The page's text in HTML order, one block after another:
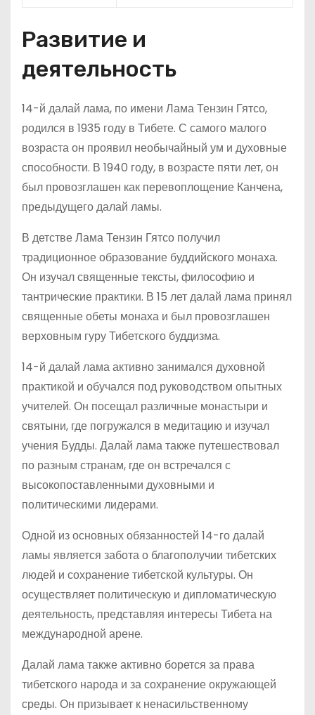
Развитие и
деятельность
14-й далай лама, по имени Лама Тензин Гятсо,
родился в 1935 году в Тибете. С самого малого
возраста он проявил необычайный ум и духовные
способности. В 1940 году, в возрасте пяти лет, он
был провозглашен как перевоплощение Канчена,
предыдущего далай ламы.
В детстве Лама Тензин Гятсо получил
традиционное образование буддийского монаха.
Он изучал священные тексты, философию и
тантрические практики. В 15 лет далай лама принял
священные обеты монаха и был провозглашен
верховным гуру Тибетского буддизма.
14-й далай лама активно занимался духовной
практикой и обучался под руководством опытных
учителей. Он посещал различные монастыри и
святыни, где погружался в медитацию и изучал
учения Будды. Далай лама также путешествовал
по разным странам, где он встречался с
высокопоставленными духовными и
политическими лидерами.
Одной из основных обязанностей 14-го далай
ламы является забота о благополучии тибетских
людей и сохранение тибетской культуры. Он
осуществляет политическую и дипломатическую
деятельность, представляя интересы Тибета на
международной арене.
Далай лама также активно борется за права
тибетского народа и за сохранение окружающей
среды. Он призывает к ненасильственному